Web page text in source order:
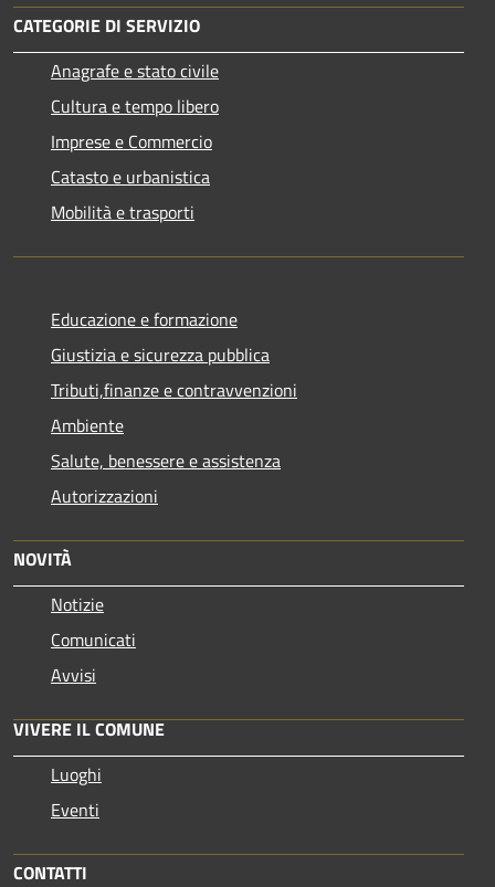
CATEGORIE DI SERVIZIO
Anagrafe e stato civile
Cultura e tempo libero
Imprese e Commercio
Catasto e urbanistica
Mobilità e trasporti
Educazione e formazione
Giustizia e sicurezza pubblica
Tributi,finanze e contravvenzioni
Ambiente
Salute, benessere e assistenza
Autorizzazioni
NOVITÀ
Notizie
Comunicati
Avvisi
VIVERE IL COMUNE
Luoghi
Eventi
CONTATTI